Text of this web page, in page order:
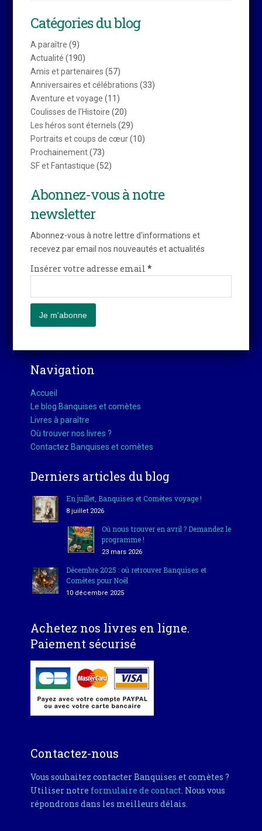
Catégories du blog
A paraître (9)
Actualité (190)
Amis et partenaires (57)
Anniversaires et célébrations (33)
Aventure et voyage (11)
Coulisses de l’Histoire (20)
Les héros sont éternels (29)
Portraits et coups de cœur(10)
Prochainement(73)
SF et Fantastique (52)
Abonnez-vous à notre
newsletter
Abonnez-vous à notre lettre d'informations et
recevez par email nos nouveautés et actualités
Insérer votre adresse email*
Navigation
Accueil
Le blog Banquises et comètes
Livres à paraître
Où trouver nos livres ?
Contactez Banquises et comètes
Derniers articles du blog
En juillet, Banquises et Comètes voyage !
8 juillet 2026
Où nous trouver en avril ? Demandez le
programme !
23 mars 2026
Décembre 2025 : où retrouver Banquises et
Comètes pour Noël
10 décembre 2025
Achetez nos livres en ligne.
Paiement sécurisé
Contactez-nous
Vous souhaitez contacter Banquises et comètes ?
Utiliser notre formulaire de contact. Nous vous
répondrons dans les meilleurs délais.